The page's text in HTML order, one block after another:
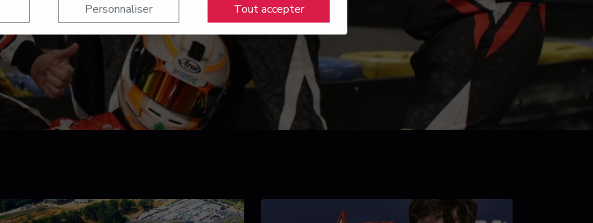
Personnaliser Tout accepter